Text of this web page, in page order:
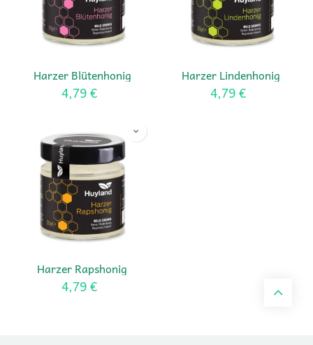
Harzer Blütenhonig
4,79€
Harzer Lindenhonig
4,79€
Harzer Rapshonig
4,79€